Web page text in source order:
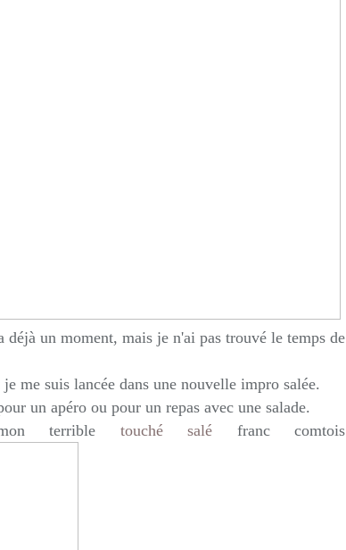
un moment, mais je n'ai pas trouvé le temps de
me suis lancée dans une nouvelle impro salée.
un apéro ou pour un repas avec une salade.
terrible touché salé franc comtois